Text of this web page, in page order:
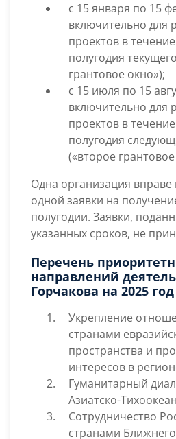
с 15 января по 15
включительно для
проектов в
полугодия
грантовое окно»);
с 15 июля по 15
включительно для
проектов в
полугодия
(«второе
Одна организация вправе
одной заявки на
полугодии. Заявки,
указанных сроков, не
Перечень
направлений
Горчакова на 2025 год
Укрепление
странами
пространства и
интересов в
Гуманитарный
Азиатско-
Сотрудничество
странами